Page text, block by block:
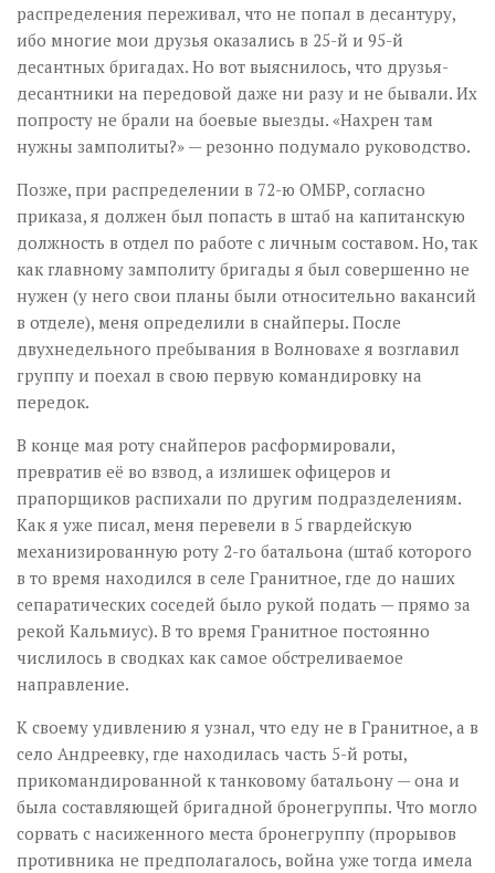
распределения переживал, что не попал в десантуру,
ибо многие мои друзья оказались в 25-й и 95-й
десантных бригадах. Но вот выяснилось, что друзья-
десантники на передовой даже ни разу и не бывали. Их
попросту не брали на боевые выезды. «Нахрен там
нужны замполиты?» — резонно подумало руководство.
Позже, при распределении в 72-ю ОМБР, согласно
приказа, я должен был попасть в штаб на капитанскую
должность в отдел по работе с личным составом. Но, так
как главному замполиту бригады я был совершенно не
нужен (у него свои планы были относительно вакансий
в отделе), меня определили в снайперы. После
двухнедельного пребывания в Волновахе я возглавил
группу и поехал в свою первую командировку на
передок.
В конце мая роту снайперов расформировали,
превратив её во взвод, а излишек офицеров и
прапорщиков распихали по другим подразделениям.
Как я уже писал, меня перевели в 5 гвардейскую
механизированную роту 2-го батальона (штаб которого
в то время находился в селе Гранитное, где до наших
сепаратических соседей было рукой подать — прямо за
рекой Кальмиус). В то время Гранитное постоянно
числилось в сводках как самое обстреливаемое
направление.
К своему удивлению я узнал, что еду не в Гранитное, а в
село Андреевку, где находилась часть 5-й роты,
прикомандированной к танковому батальону — она и
была составляющей бригадной бронегруппы. Что могло
сорвать с насиженного места бронегруппу (прорывов
противника не предполагалось, война уже тогда имела